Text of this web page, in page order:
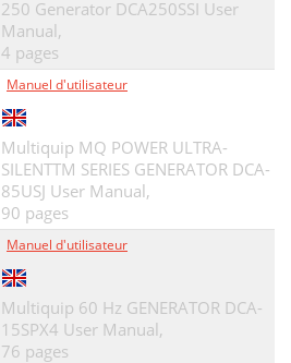
250 Generator DCA250SSI User
Manual,
4 pages
Manuel d'utilisateur
Multiquip MQ POWER ULTRA-
SILENTTM SERIES GENERATOR DCA-
85USJ User Manual,
90 pages
Manuel d'utilisateur
Multiquip 60 Hz GENERATOR DCA-
15SPX4 User Manual,
76 pages